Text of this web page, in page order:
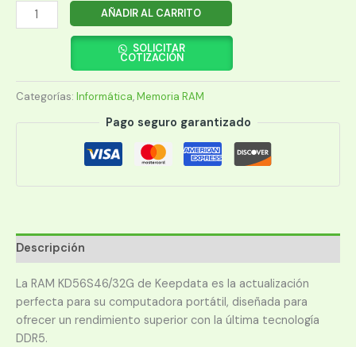
MEMORIA
RAM
DDR5
KEEPDATA
AÑADIR AL CARRITO
SOLICITAR
COTIZACIÓN
Categorías: Informática,Memoria RAM
Pago seguro garantizado
Descripción
La RAM KD56S46/32G de Keepdata es la actualización
perfecta para su computadora portátil, diseñada para
ofrecer un rendimiento superior con la última tecnología
DDR5.